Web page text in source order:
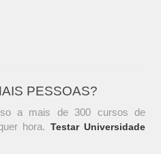
PESSOAS?
a mais de 300 cursos de
hora. Testar Universidade